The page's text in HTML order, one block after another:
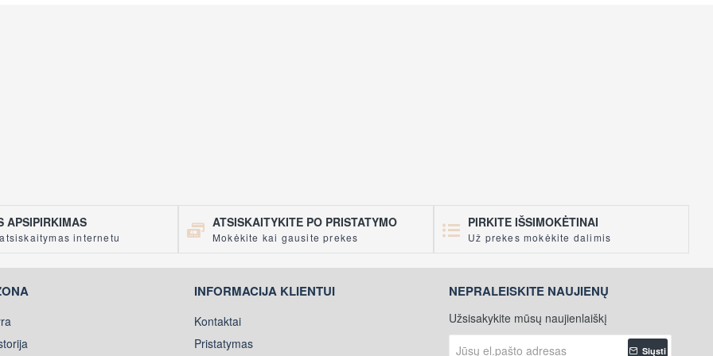
APSIPIRKIMAS
internetu
ATSISKAITYKITE PO PRISTATYMO
Mokėkite kai gausite prekes
PIRKITE IŠSIMOKĖTINAI
Už prekes mokėkite dalimis
INFORMACIJA KLIENTUI
Kontaktai
Pristatymas
NEPRALEISKITE NAUJIENŲ
Užsisakykite mūsų naujienlaiškį
Siųsti